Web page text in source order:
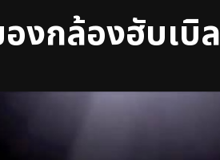
งกล้องฮับเบิล